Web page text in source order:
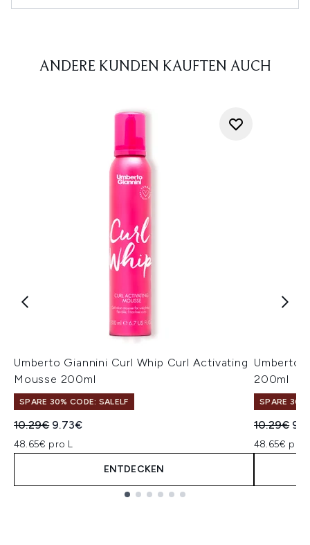
ANDERE KUNDEN KAUFTEN AUCH
Umberto Giannini Curl Whip Curl Activating
Mousse 200ml
SPARE 30% CODE: SALELF
Unverbindliche Preisempfehlung:
10.29€ Aktueller Preis:
9.73€
48.65€ pro L
ENTDECKEN
Umberto
200ml
SPARE 30%
10.29€
48.65€ pro